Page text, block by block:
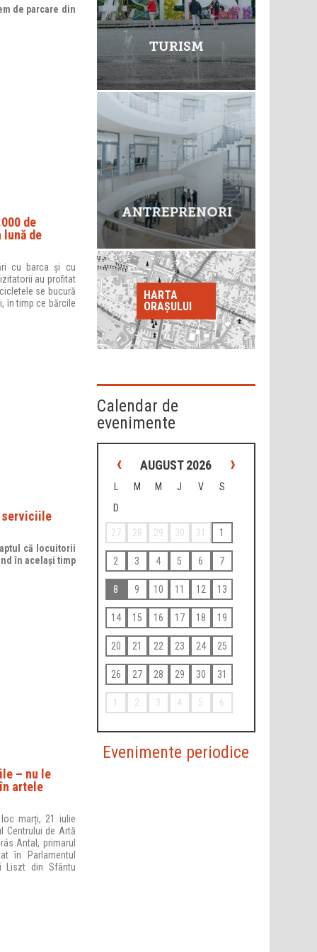
de parcare din
de
de
cu barca și cu
au profitat
se bucură
în timp ce bărcile
serviciile
că locuitorii
în același timp
– nu le
artele
marți, 21 iulie
Centrului de Artă
Antal, primarul
în Parlamentul
Liszt din Sfântu
HARTA
ORAȘULUI
Calendar de
evenimente
‹ AUGUST 2026 ›
L M M J V
S
D
27 28 29 30 31 1
2 3 4 5 6 7
8 9 10 11 12 13
14 15 16 17 18 19
20 21 22 23 24 25
26 27 28 29 30 31
1 2 3 4 5 6
Evenimente periodice